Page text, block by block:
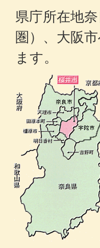
県庁所在地
圏）、大阪
ます。